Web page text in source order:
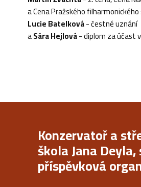
a Cena Pražského
Lucie Batelková- čestné uznání
aSára Hejlová- diplom za účast
Konzervatoř a
škola Jana
příspěvková